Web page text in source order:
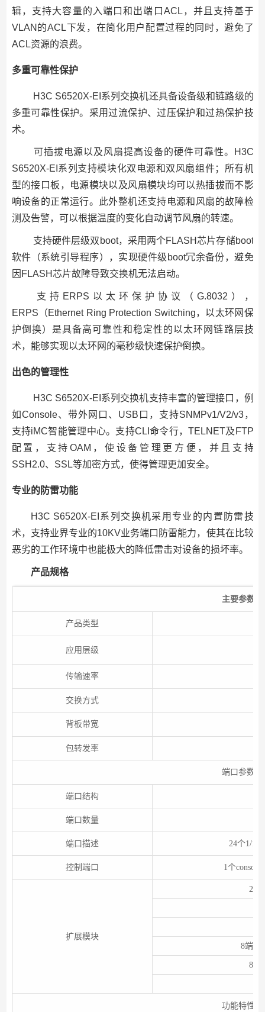
辑，支持大容量的入端口和出端口ACL，并且支持基于
VLAN的ACL下发，在简化用户配置过程的同时，避免了
ACL资源的浪费。
多重可靠性保护
H3C S6520X-EI系列交换机还具备设备级和链路级的
多重可靠性保护。采用过流保护、过压保护和过热保护技
术。
可插拔电源以及风扇提高设备的硬件可靠性。H3C
S6520X-EI系列支持模块化双电源和双风扇组件；所有机
型的接口板，电源模块以及风扇模块均可以热插拔而不影
响设备的正常运行。此外整机还支持电源和风扇的故障检
测及告警，可以根据温度的变化自动调节风扇的转速。
支持硬件层级双boot，采用两个FLASH芯片存储boot
软件（系统引导程序），实现硬件级boot冗余备份，避免
因FLASH芯片故障导致交换机无法启动。
支持ERPS以太环保护协议（G.8032），
ERPS（Ethernet Ring Protection Switching，以太环网保
护倒换）是具备高可靠性和稳定性的以太环网链路层技
术，能够实现以太环网的毫秒级快速保护倒换。
出色的管理性
H3C S6520X-EI系列交换机支持丰富的管理接口，例
如Console、带外网口、USB口，支持SNMPv1/V2/v3，
支持iMC智能管理中心。支持CLI命令行，TELNET及FTP
配置，支持OAM，使设备管理更方便，并且支持
SSH2.0、SSL等加密方式，使得管理更加安全。
专业的防雷功能
H3C S6520X-EI系列交换机采用专业的内置防雷技
术，支持业界专业的10KV业务端口防雷能力，使其在比较
恶劣的工作环境中也能极大的降低雷击对设备的损坏率。
产品规格
主要参数
产品类型
应用层级
传输速率
交换方式
背板带宽
包转发率
端口参数
端口结构
端口数量
端口描述 24个1/
控制端口 1个
扩展模块
2个
8端口
8端
功能特性